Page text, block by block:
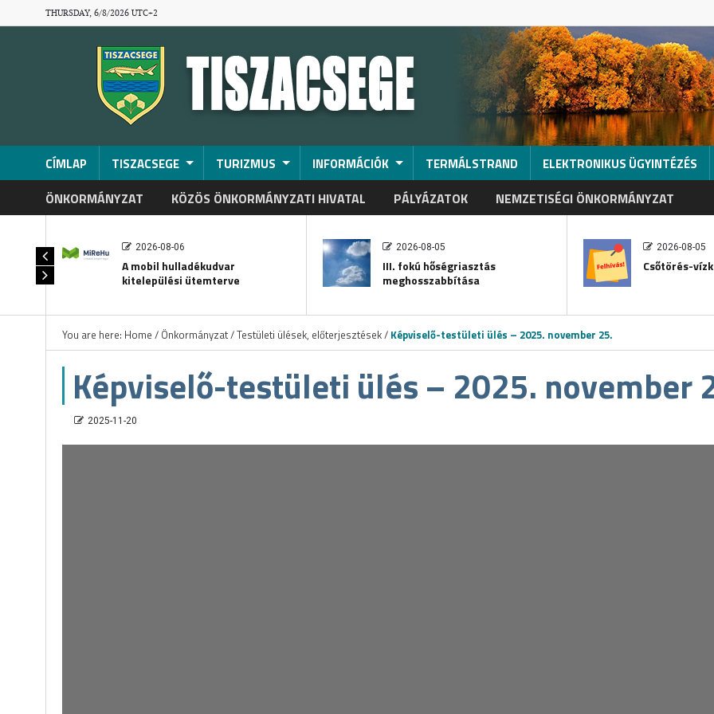
THURSDAY, 6/8/2026 UTC+2
CÍMLAP TISZACSEGE TURIZMUS INFORMÁCIÓK TERMÁLSTRAND ELEKTRONIKUS ÜGYINTÉZÉS
ÖNKORMÁNYZAT KÖZÖS ÖNKORMÁNYZATI HIVATAL PÁLYÁZATOK NEMZETISÉGI ÖNKORMÁNYZAT
2026-08-06
A mobil hulladékudvar
kitelepülési ütemterve
2026-08-05
III. fokú hőségriasztás
meghosszabbítása
2026-08-05
Csőtörés-
You are here: Home / Önkormányzat/Testületi ülések, előterjesztések/ Képviselő-testületi ülés – 2025. november 25.
Képviselő-testületi ülés – 2025. november
2025-11-20